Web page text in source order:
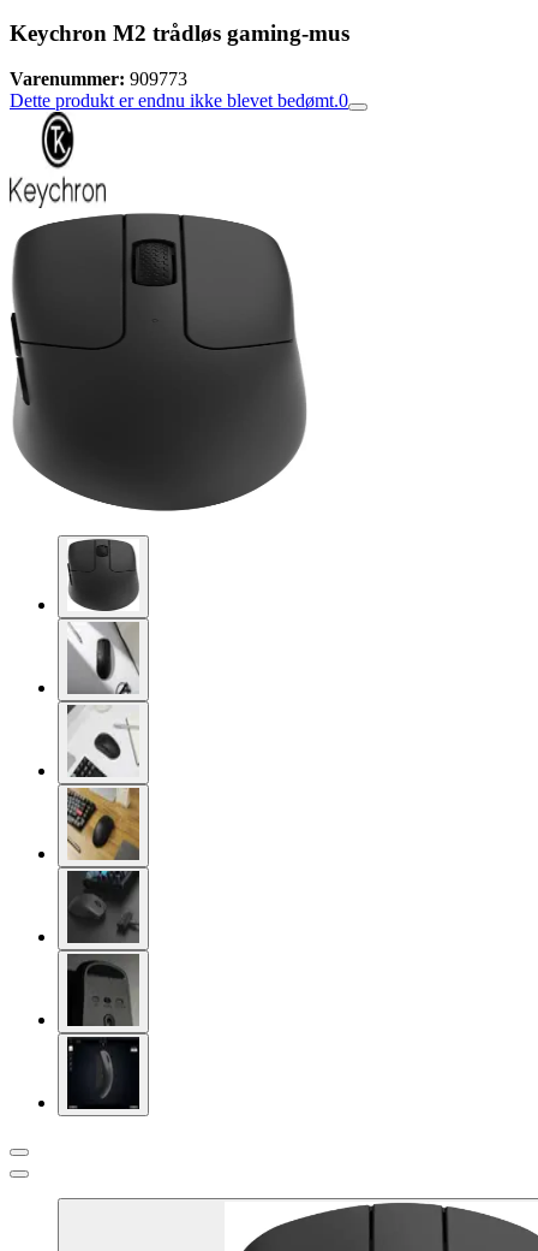
Keychron M2 trådløs gaming-mus
Varenummer: 909773
Dette produkt er endnu ikke blevet bedømt.0